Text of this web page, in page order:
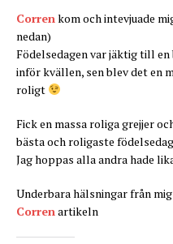
Correnkom och intevjuade
nedan)
Födelsedagen var jäktig till
inför kvällen, sen blev det en
roligt
Fick en massa roliga grejjer
bästa och roligaste
Jag hoppas alla andra hade
Underbara hälsningar från
Correnartikeln